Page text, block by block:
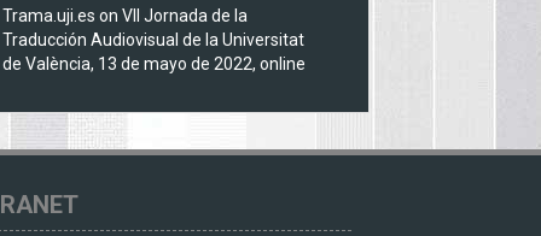
Trama.uji.es on VII Jornada de la
Traducción Audiovisual de la Universitat
de València, 13 de mayo de 2022, online